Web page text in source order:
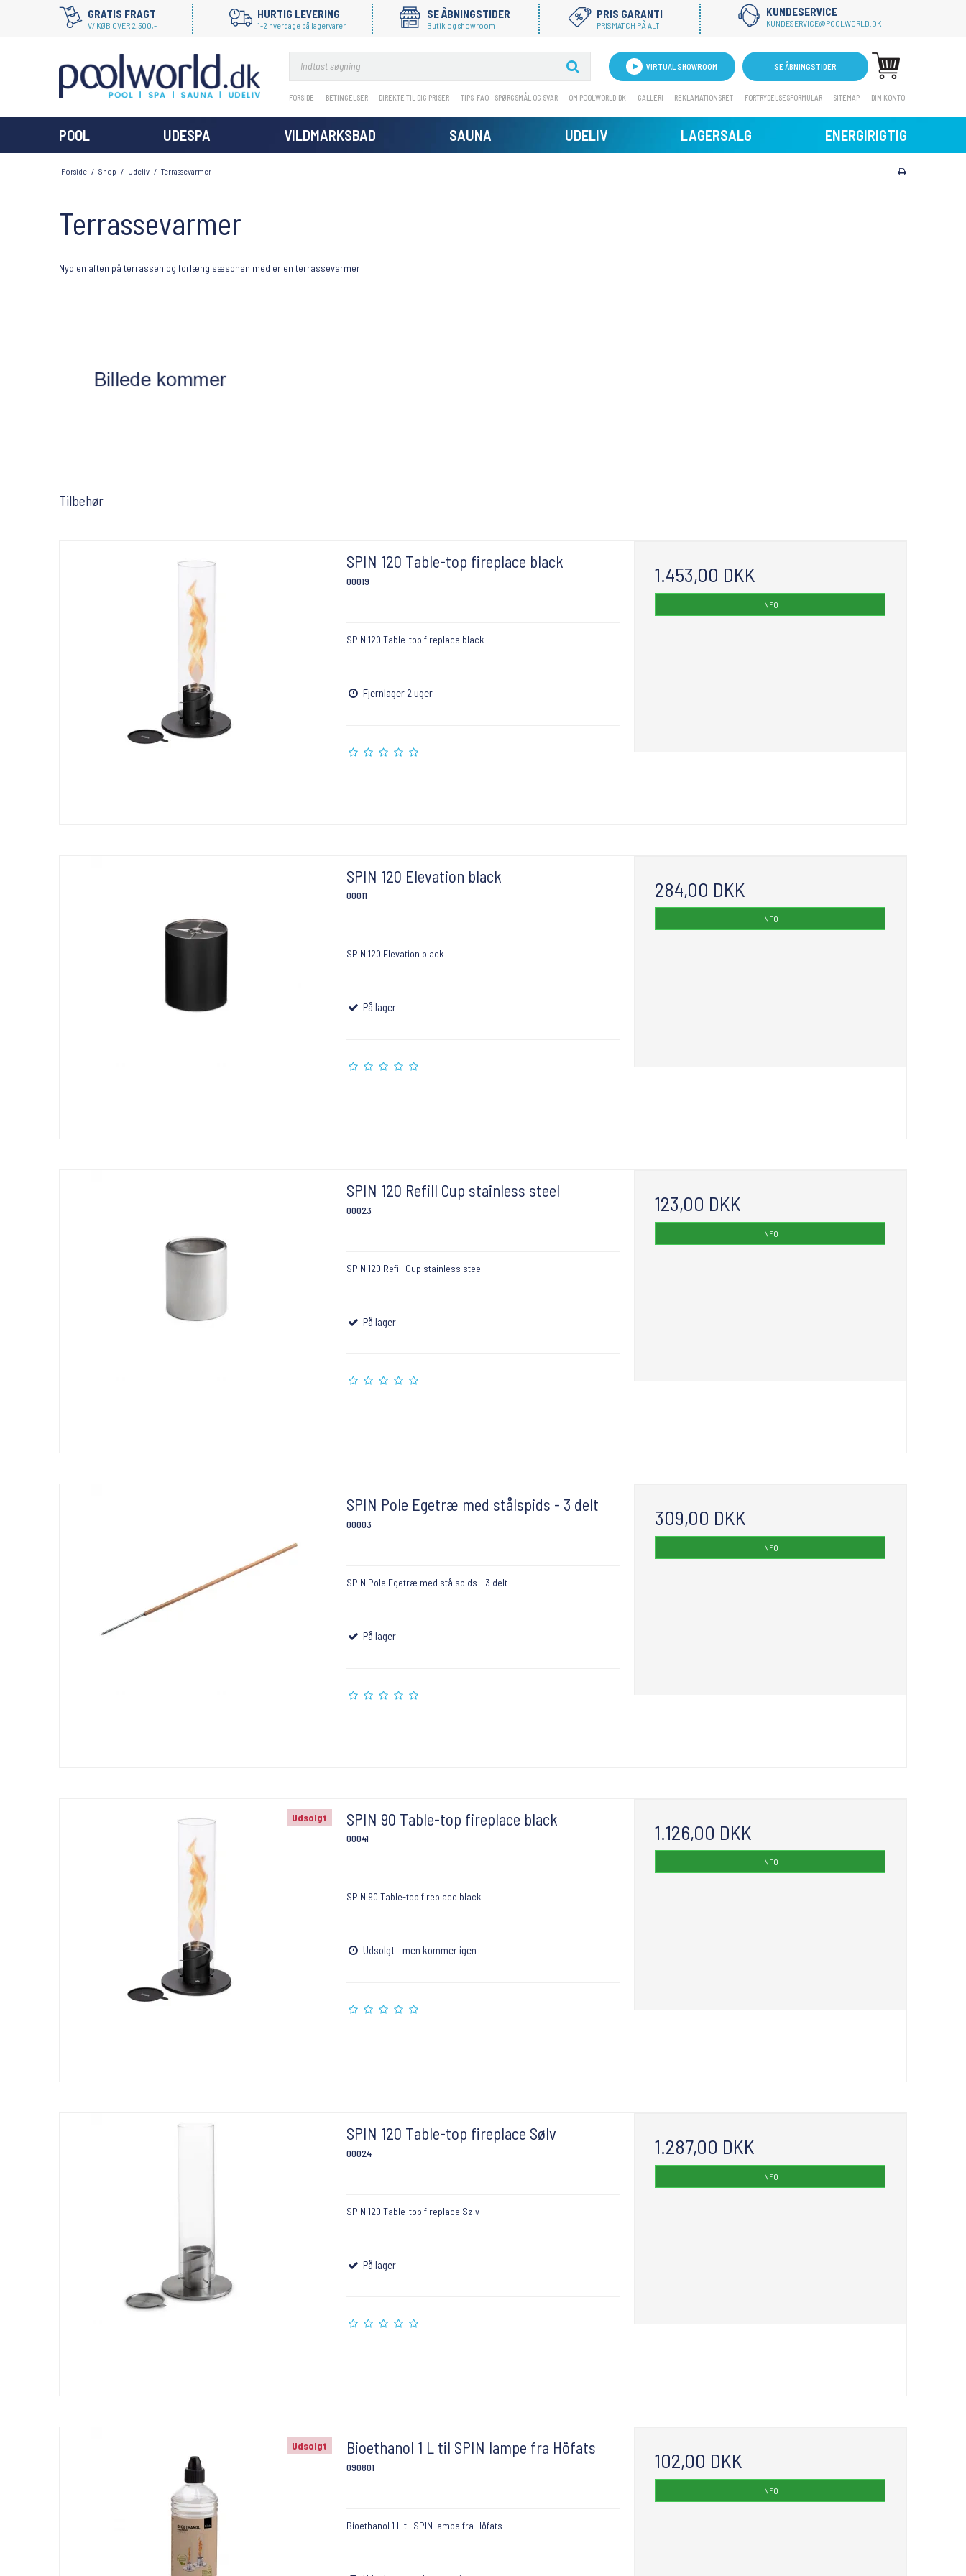
GRATIS FRAGT
V/ KØB OVER 2.500,-
HURTIG LEVERING
1-2 hverdage på lagervarer
SE ÅBNINGSTIDER
Butik og showroom
PRIS GARANTI
PRISMATCH PÅ ALT
KUNDESERVICE
KUNDESERVICE@POOLWORLD.DK
VIRTUAL SHOWROOM SE ÅBNINGSTIDER
FORSIDE BETINGELSER DIREKTE TIL DIG PRISER TIPS-FAQ - SPØRGSMÅL OG SVAR OM POOLWORLD.DK GALLERI REKLAMATIONSRET FORTRYDELSESFORMULAR SITEMAP DIN KONTO
POOL UDESPA VILDMARKSBAD SAUNA UDELIV LAGERSALG ENERGIRIGTIG
Forside / Shop / Udeliv / Terrassevarmer
Terrassevarmer
Nyd en aften på terrassen og forlæng sæsonen med er en terrassevarmer
Tilbehør
SPIN 120 Table-top fireplace black
00019
SPIN 120 Table-top fireplace black
Fjernlager 2 uger
1.453,00 DKK
INFO
SPIN 120 Elevation black
00011
SPIN 120 Elevation black
På lager
284,00 DKK
INFO
SPIN 120 Refill Cup stainless steel
00023
SPIN 120 Refill Cup stainless steel
På lager
123,00 DKK
INFO
SPIN Pole Egetræ med stålspids - 3 delt
00003
SPIN Pole Egetræ med stålspids - 3 delt
På lager
309,00 DKK
INFO
Udsolgt SPIN 90 Table-top fireplace black
00041
SPIN 90 Table-top fireplace black
Udsolgt - men kommer igen
1.126,00 DKK
INFO
SPIN 120 Table-top fireplace Sølv
00024
SPIN 120 Table-top fireplace Sølv
På lager
1.287,00 DKK
INFO
Udsolgt Bioethanol 1 L til SPIN lampe fra Höfats
090801
Bioethanol 1 L til SPIN lampe fra Höfats
102,00 DKK
INFO